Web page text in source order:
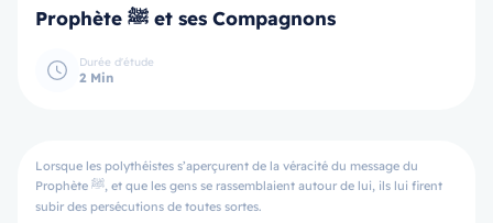
Prophète ﷺ et ses Compagnons
Durée d'étude
2 Min
Lorsque les polythéistes s’aperçurent de la véracité du message du
Prophète ﷺ, et que les gens se rassemblaient autour de lui, ils lui firent
subir des persécutions de toutes sortes.